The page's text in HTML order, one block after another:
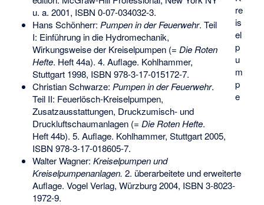
re
is
el
p
u
m
p
e
u. a. 2001, ISBN 0-07-034032-3.
Hans Schönherr: Pumpen in der Feuerwehr. Teil
I: Einführung in die Hydromechanik,
Wirkungsweise der Kreiselpumpen (= Die Roten
Hefte. Heft 44a). 4. Auflage. Kohlhammer,
Stuttgart 1998, ISBN 978-3-17-015172-7.
Christian Schwarze: Pumpen in der Feuerwehr.
Teil II: Feuerlösch-Kreiselpumpen,
Zusatzausstattungen, Druckzumisch- und
Druckluftschaumanlagen (= Die Roten Hefte.
Heft 44b). 5. Auflage. Kohlhammer, Stuttgart 2005,
ISBN 978-3-17-018605-7.
Walter Wagner: Kreiselpumpen und
Kreiselpumpenanlagen. 2. überarbeitete und erweiterte
Auflage. Vogel Verlag, Würzburg 2004, ISBN 3-8023-
1972-9.